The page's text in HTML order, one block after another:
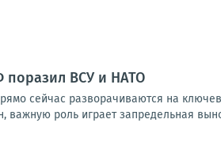
ВСУ и НАТО
сейчас разворачиваются на
важную роль играет запредельная